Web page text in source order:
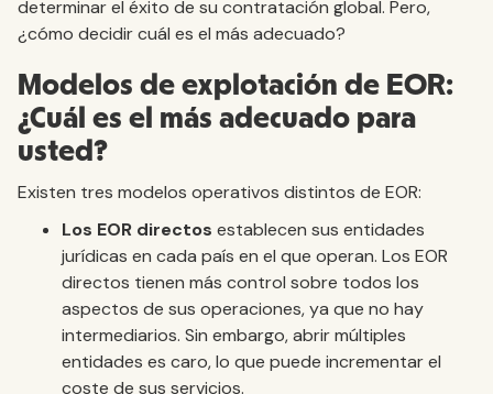
determinar el éxito de su contratación global. Pero,
¿cómo decidir cuál es el más adecuado?
Modelos de explotación de EOR:
¿Cuál es el más adecuado para
usted?
Existen tres modelos operativos distintos de EOR:
Los EOR directos establecen sus entidades
jurídicas en cada país en el que operan. Los EOR
directos tienen más control sobre todos los
aspectos de sus operaciones, ya que no hay
intermediarios. Sin embargo, abrir múltiples
entidades es caro, lo que puede incrementar el
coste de sus servicios.